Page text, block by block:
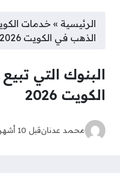
الرئيسية » خدمات
الذهب في الكويت 2026
البنوك التي
الكويت 2026
محمد عدنانقبل 10 أشهر